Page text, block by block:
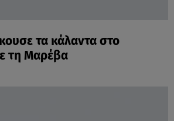
τα κάλαντα στο
τη Μαρέβα